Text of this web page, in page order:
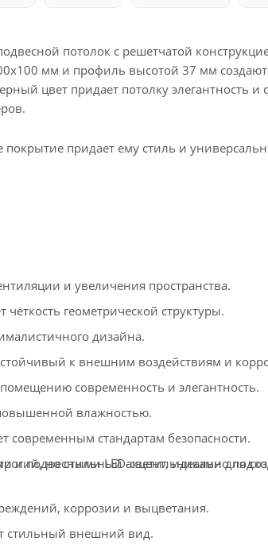
потолок с решетчатой
мм и профиль высотой 37 мм создают
цвет придает потолку элегантность и
придает ему стиль и
и увеличения пространства.
геометрической структуры.
дизайна.
к внешним воздействиям и
современность и элегантность.
влажностью.
современным стандартам безопасности.
и подвесными LED-светильниками для
но стильный акцент, идеально
коррозии и выцветания.
стильный внешний вид.